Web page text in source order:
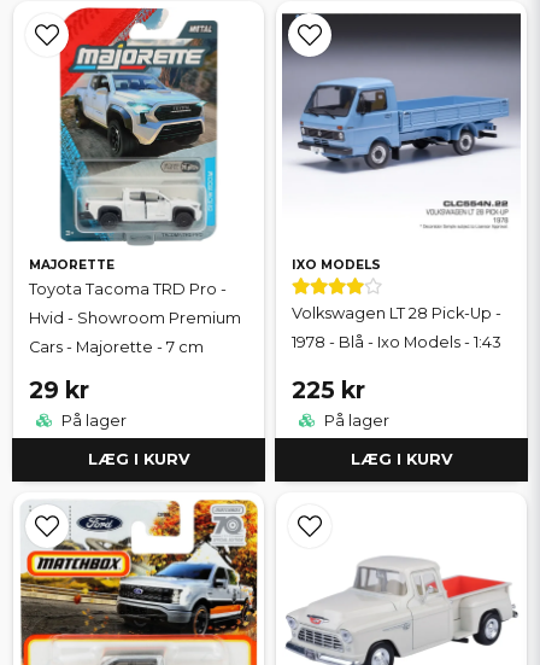
MAJORETTE
Toyota Tacoma TRD Pro -
Hvid - Showroom Premium
Cars - Majorette - 7 cm
29 kr
På lager
LÆG I KURV
IXO MODELS
Volkswagen LT 28 Pick-Up -
1978 - Blå - Ixo Models - 1:43
225 kr
På lager
LÆG I KURV